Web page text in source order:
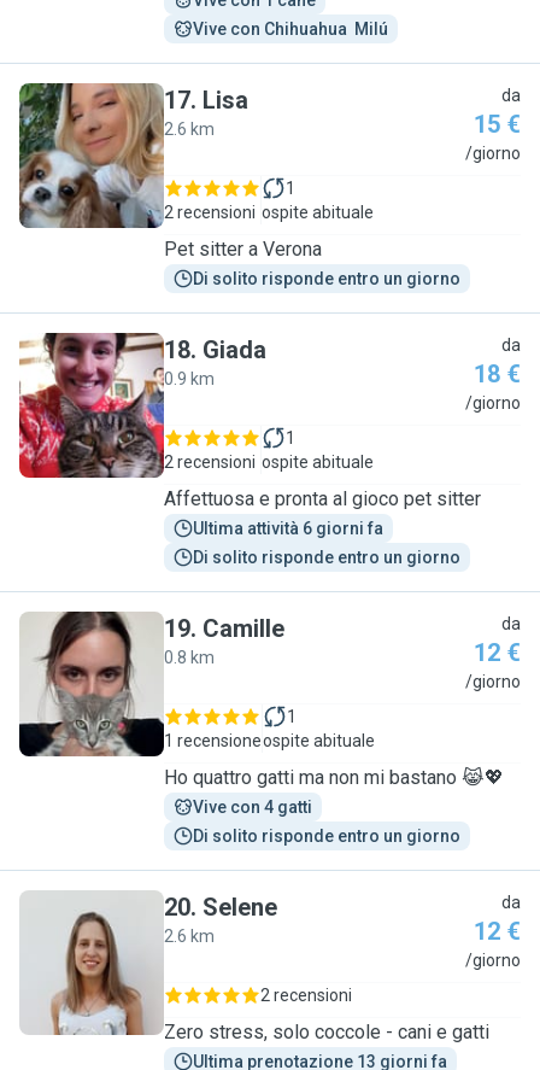
Vive con Chihuahua  Milú
L
17. Lisa
2.6 km
da
15 €
/giorno
2 recensioni
1
ospite abituale
Pet sitter a Verona
Di solito risponde entro un giorno
G
18. Giada
0.9 km
da
18 €
/giorno
2 recensioni
1
ospite abituale
Affettuosa e pronta al gioco pet sitter
Ultima attività 6 giorni fa
Di solito risponde entro un giorno
C
19. Camille
0.8 km
da
12 €
/giorno
1 recensione
1
ospite abituale
Ho quattro gatti ma non mi bastano 😹💖
Vive con 4 gatti
Di solito risponde entro un giorno
S
20. Selene
2.6 km
da
12 €
/giorno
2 recensioni
Zero stress, solo coccole - cani e gatti
Ultima prenotazione 13 giorni fa